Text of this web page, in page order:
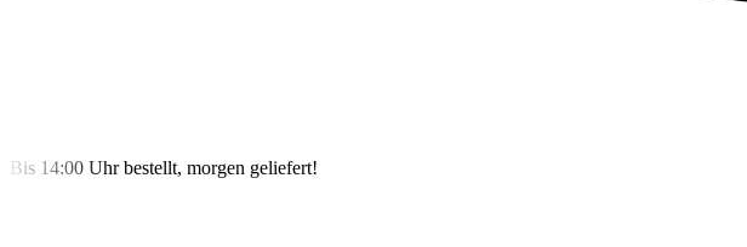
Bis 14:00 Uhr bestellt, morgen geliefert!